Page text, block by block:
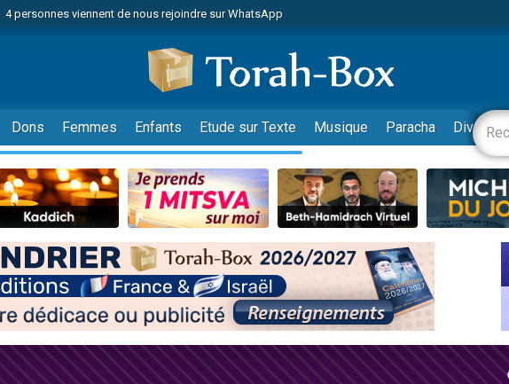
4 personnes viennent de nous rejoindre sur WhatsApp
Odaya vient de donner son Maasser
3 personnes viennent de faire un don pour 5 jours de vacances aux Orphelins
3 personnes viennent de faire un don pour Diane, 80 ans, dans un appartement insalubre
13 personnes viennent de demander une bénédiction
2 personnes viennent de nous rejoindre sur WhatsApp
30 personnes viennent de faire un don pour Sauvez la jambe de Yohan
Il reste 49 places pour étudier en groupe sur Zoom
12 nouvelles musiques dans Torah-Box Music
3 personnes viennent de nous rejoindre sur WhatsApp
2 personnes viennent de nous rejoindre sur WhatsApp
3 personnes viennent de nous rejoindre sur WhatsApp
2 nouvelles musiques dans Torah-Box Music
Dons Femmes Enfants Etude sur Texte Musique Paracha